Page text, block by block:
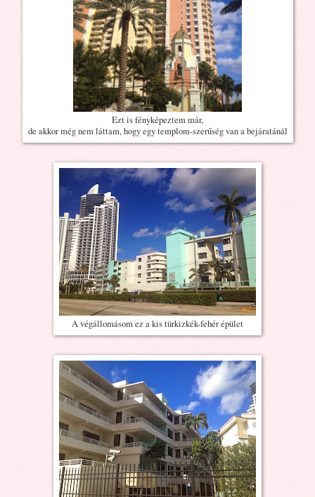
Ezt is fényképeztem már,
de akkor még nem láttam, hogy egy templom-szerűség van a bejáratánál
A végállomásom ez a kis türkizkék-fehér épület